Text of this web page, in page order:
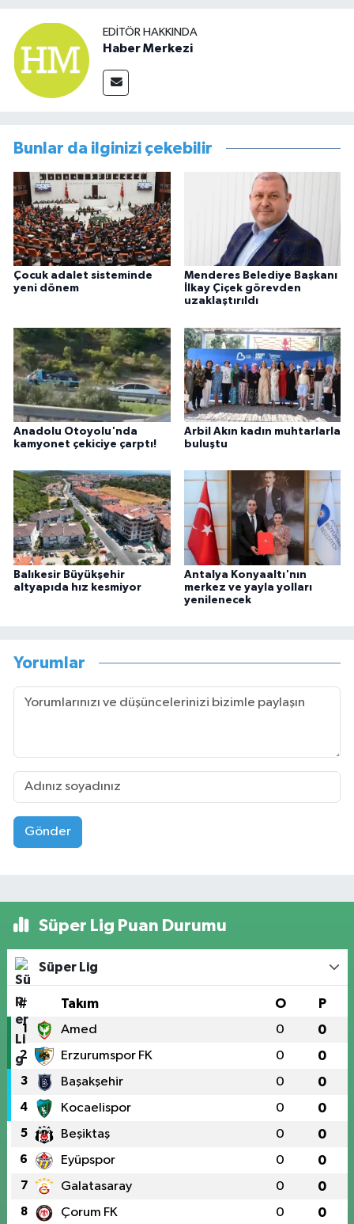
EDITÖR HAKKINDA
Haber Merkezi
Bunlar da ilginizi çekebilir
Çocuk adalet sisteminde
yeni dönem
Menderes Belediye Başkanı
İlkay Çiçek görevden
uzaklaştırıldı
Anadolu Otoyolu'nda
kamyonet çekiciye çarptı!
Arbil Akın kadın muhtarlarla
buluştu
Balıkesir Büyükşehir
altyapıda hız kesmiyor
Antalya Konyaaltı'nın
merkez ve yayla yolları
yenilenecek
Yorumlar
Gönder
Süper Lig Puan Durumu
Süper Lig
# Takım O P
1 Amed 0 0
2 Erzurumspor FK 0 0
3 Başakşehir 0 0
4 Kocaelispor 0 0
5 Beşiktaş 0 0
6 Eyüpspor 0 0
7 Galatasaray 0 0
8 Çorum FK 0 0